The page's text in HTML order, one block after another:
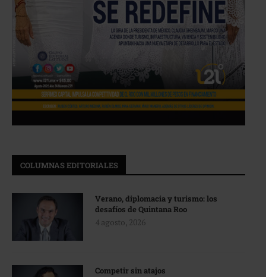
COLUMNAS EDITORIALES
Verano, diplomacia y turismo: los
desafíos de Quintana Roo
4 agosto, 2026
Competir sin atajos